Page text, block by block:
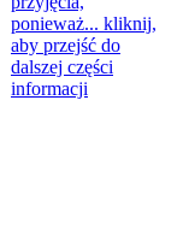
ponieważ... kliknij,
aby przejść do
dalszej części
informacji